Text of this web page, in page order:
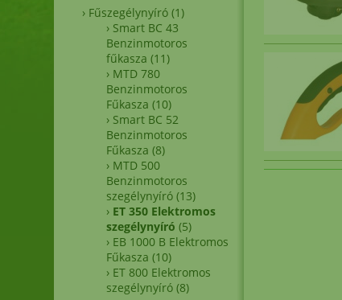
› Fűszegélynyíró (1)
› Smart BC 43
Benzinmotoros
fűkasza (11)
› MTD 780
Benzinmotoros
Fűkasza (10)
› Smart BC 52
Benzinmotoros
Fűkasza (8)
› MTD 500
Benzinmotoros
szegélynyíró (13)
› ET 350 Elektromos
szegélynyíró (5)
› EB 1000 B Elektromos
Fűkasza (10)
› ET 800 Elektromos
szegélynyíró (8)